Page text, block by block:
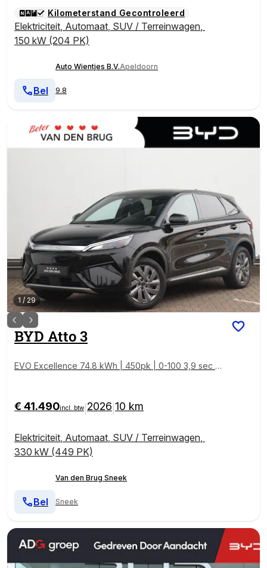
Kilometerstand Gecontroleerd
Elektriciteit, Automaat, SUV / Terreinwagen,
150 kW (204 PK)
Auto Wientjes B.V.Apeldoorn
9.8
Bel
1 / 29
BYD Atto 3
EVO Excellence 74.8 kWh | 450pk | 0-100 3,9 sec | 1
€ 41.490incl. btw 2026 10 km
Elektriciteit, Automaat, SUV / Terreinwagen,
330 kW (449 PK)
Van den Brug Sneek
Sneek
Bel